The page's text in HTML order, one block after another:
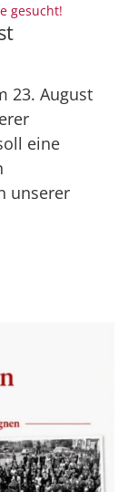
gesucht!
23. August
eine
unserer